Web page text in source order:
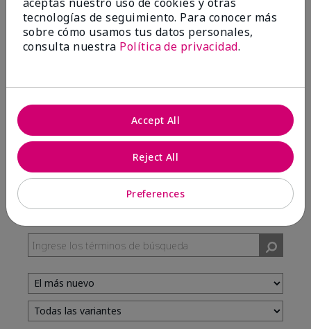
100%
tecnologías de seguimiento. Para conocer más
sobre cómo usamos tus datos personales,
consulta nuestra Política de privacidad.
Preferences
Reject All
Accept All